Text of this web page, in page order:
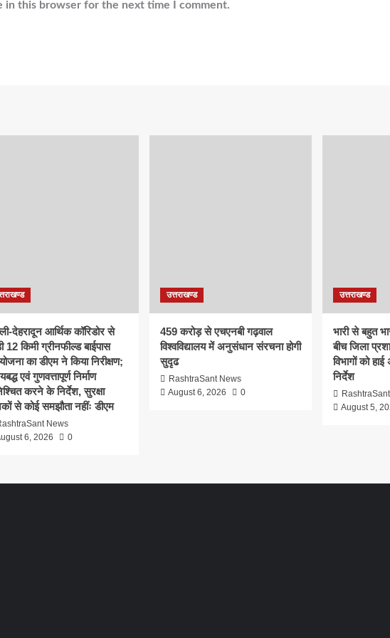
in this browser for the next time I comment.
देहरादून आर्थिक कॉरिडोर से
12 किमी ग्रीनफील्ड बाईपास
का डीएम ने किया निरीक्षण;
एवं गुणवत्तापूर्ण निर्माण
करने के निर्देश, सुरक्षा
से कोई समझौता नहींः डीएम
News
6, 2026
0
उत्तराखण्ड
459 करोड़ से एचएनबी गढ़वाल
विश्वविद्यालय में अनुसंधान संरचना होगी
सुदृढ
RashtraSant News
August 6, 2026
0
उत्तराखण्ड
भारी से बहुत
बीच जिला
विभागों को
निर्देश
August 5,